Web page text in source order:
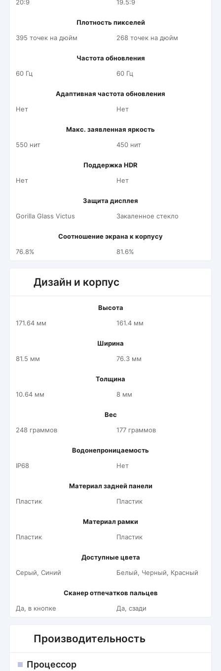
20:9
19.5:9
Плотность пикселей
395 точек на дюйм
268 точек на дюйм
Частота обновления
60 Гц
60 Гц
Адаптивная частота обновления
Нет
Нет
Макс. заявленная яркость
550 нит
450 нит
Поддержка HDR
Нет
Нет
Защита дисплея
Gorilla Glass Victus
Закаленное стекло
Соотношение экрана к корпусу
76.8%
81.6%
Дизайн и корпус
Высота
171.64 мм
161.4 мм
Ширина
81.5 мм
76.3 мм
Толщина
10.64 мм
8 мм
Вес
248 граммов
177 граммов
Водонепроницаемость
IP68
Нет
Материал задней панели
Пластик
Пластик
Материал рамки
Пластик
Пластик
Доступные цвета
Серый, Синий
Белый, Черный, Красный
Сканер отпечатков пальцев
Да, в кнопке
Да, сзади
Производительность
Процессор